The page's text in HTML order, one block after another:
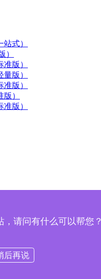
式）
）
版）
版）
版）
）
版）
，请问有什么可以帮您？
后再说